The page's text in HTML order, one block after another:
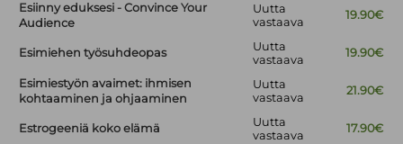
Esiinny eduksesi - Convince Your
Audience
Uutta
vastaava
19.90€
Esimiehen työsuhdeopas
Uutta
vastaava
19.90€
Esimiestyön avaimet: ihmisen
kohtaaminen ja ohjaaminen
Uutta
vastaava
21.90€
Estrogeeniä koko elämä
Uutta
vastaava
17.90€